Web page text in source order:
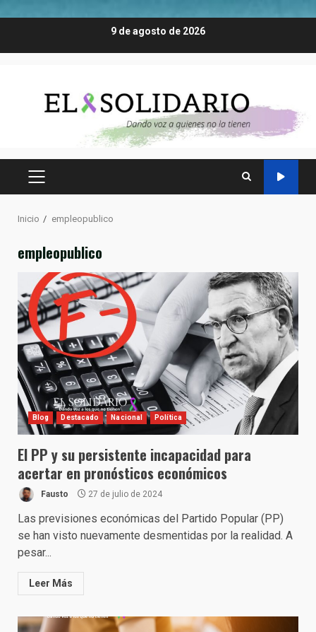
9 de agosto de 2026
MENÚ
Inicio empleopublico
empleopublico
Blog Destacado Nacional Política
El PP y su persistente incapacidad para
acertar en pronósticos económicos
Fausto 27 de julio de 2024
Las previsiones económicas del Partido Popular (PP)
se han visto nuevamente desmentidas por la realidad. A
pesar...
Leer Más